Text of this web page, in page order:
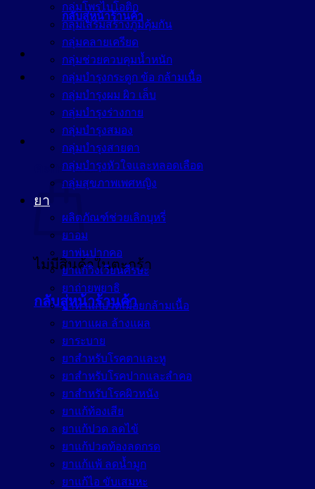
กลับสู่หน้าร้านค้า
ตะกร้าสินค้า
ไม่มีสินค้าในตะกร้า
กลับสู่หน้าร้านค้า
กลุ่มโพรไบโอติก
กลุ่มเสริมสร้างภูมิคุ้มกัน
กลุ่มคลายเครียด
กลุ่มช่วยควบคุมน้ำหนัก
กลุ่มบำรุงกระดูก ข้อ กล้ามเนื้อ
กลุ่มบำรุงผม ผิว เล็บ
กลุ่มบำรุงร่างกาย
กลุ่มบำรุงสมอง
กลุ่มบำรุงสายตา
กลุ่มบำรุงหัวใจและหลอดเลือด
กลุ่มสุขภาพเพศหญิง
ยา
ผลิตภัณฑ์ช่วยเลิกบุหรี่
ยาอม
ยาพ่นปากคอ
ยาแก้วิงเวียนศีรษะ
ยาถ่ายพยาธิ
ยาทาแก้ปวดเมื่อยกล้ามเนื้อ
ยาทาแผล ล้างแผล
ยาระบาย
ยาสำหรับโรคตาและหู
ยาสำหรับโรคปากและลำคอ
ยาสำหรับโรคผิวหนัง
ยาแก้ท้องเสีย
ยาแก้ปวด ลดไข้
ยาแก้ปวดท้องลดกรด
ยาแก้แพ้ ลดน้ำมูก
ยาแก้ไอ ขับเสมหะ